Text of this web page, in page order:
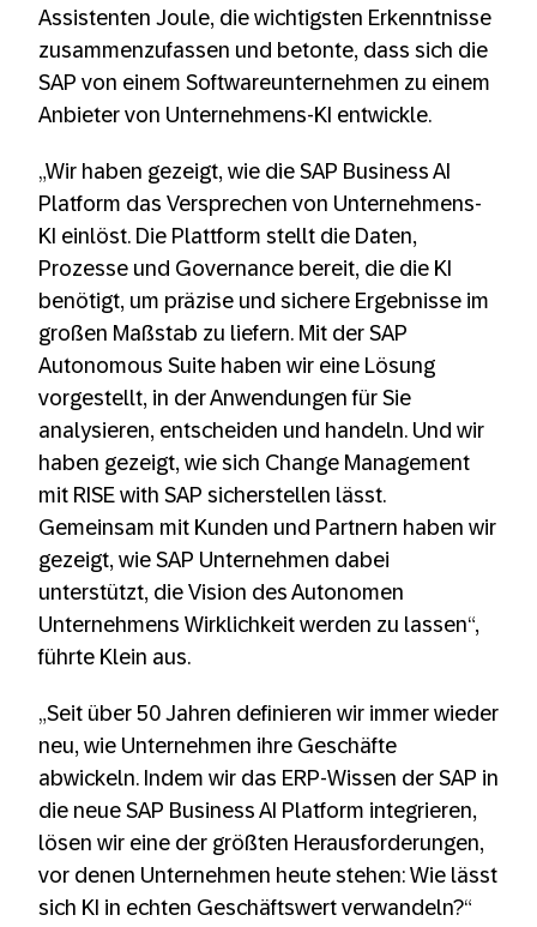
Assistenten Joule, die wichtigsten Erkenntnisse
zusammenzufassen und betonte, dass sich die
SAP von einem Softwareunternehmen zu einem
Anbieter von Unternehmens-KI entwickle.
„Wir haben gezeigt, wie die SAP Business AI
Platform das Versprechen von Unternehmens-
KI einlöst. Die Plattform stellt die Daten,
Prozesse und Governance bereit, die die KI
benötigt, um präzise und sichere Ergebnisse im
großen Maßstab zu liefern. Mit der SAP
Autonomous Suite haben wir eine Lösung
vorgestellt, in der Anwendungen für Sie
analysieren, entscheiden und handeln. Und wir
haben gezeigt, wie sich Change Management
mit RISE with SAP sicherstellen lässt.
Gemeinsam mit Kunden und Partnern haben wir
gezeigt, wie SAP Unternehmen dabei
unterstützt, die Vision des Autonomen
Unternehmens Wirklichkeit werden zu lassen“,
führte Klein aus.
„Seit über 50 Jahren definieren wir immer wieder
neu, wie Unternehmen ihre Geschäfte
abwickeln. Indem wir das ERP-Wissen der SAP in
die neue SAP Business AI Platform integrieren,
lösen wir eine der größten Herausforderungen,
vor denen Unternehmen heute stehen: Wie lässt
sich KI in echten Geschäftswert verwandeln?“